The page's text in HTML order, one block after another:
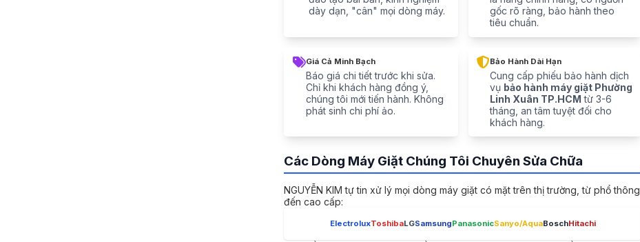
dày dạn, "cân" mọi dòng máy.
gốc rõ ràng, bảo hành theo
tiêu chuẩn.
Giá Cả Minh Bạch
Báo giá chi tiết trước khi sửa.
Chỉ khi khách hàng đồng ý,
chúng tôi mới tiến hành. Không
phát sinh chi phí ảo.
Bảo Hành Dài Hạn
Cung cấp phiếu bảo hành dịch
vụ bảo hành máy giặt Phường
Linh Xuân TP.HCM từ 3-6
tháng, an tâm tuyệt đối cho
khách hàng.
Các Dòng Máy Giặt Chúng Tôi Chuyên Sửa Chữa
NGUYỄN KIM tự tin xử lý mọi dòng máy giặt có mặt trên thị trường, từ phổ thông
đến cao cấp:
ElectroluxToshibaLGSamsungPanasonicSanyo/AquaBoschHitachi